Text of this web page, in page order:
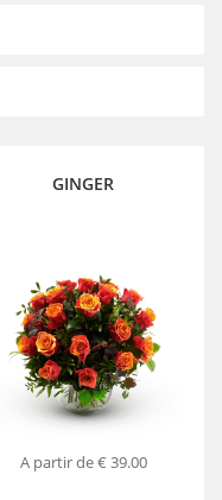
GINGER
A partir de€ 39.00